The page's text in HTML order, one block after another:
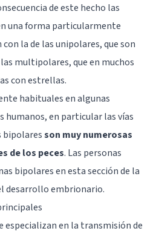
de este hecho las
una forma particularmente
la de las unipolares, que son
multipolares, que en muchos
con estrellas.
habituales en algunas
humanos, en particular las vías
bipolaresson muy numerosas
de los peces. Las personas
bipolares en esta sección de la
desarrollo embrionario.
especializan en la transmisión de